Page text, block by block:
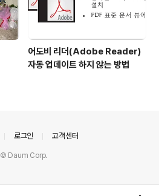
어도비 리더(Adobe Reader)
자동 업데이트 하지 않는 방법
로그인 고객센터
© Daum Corp.